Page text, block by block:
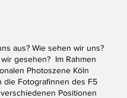
aus? Wie sehen wir uns?
gesehen? Im Rahmen
Photoszene Köln
die Fotografinnen des F5
Positionen